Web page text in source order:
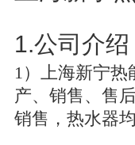
1.公司介绍
1）上海新宁
产、销售、售
销售，热水器